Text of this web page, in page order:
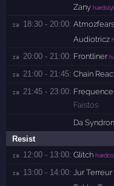
Zany
za 18:30 - 20:00: Atmozfears
Audiotricz
za 20:00 - 21:00: Frontliner
za 21:00 - 21:45: Chain
za 21:45 - 23:00:
Faistos
Da
Resist
za 12:00 - 13:00: Glitch
za 13:00 - 14:00: Jur Terreur